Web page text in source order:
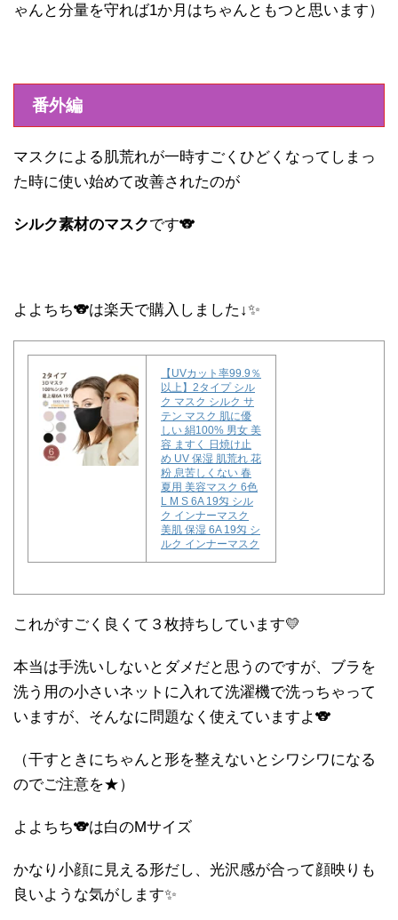
ゃんと分量を守れば1か月はちゃんともつと思います）
番外編
マスクによる肌荒れが一時すごくひどくなってしまっ
た時に使い始めて改善されたのが
シルク素材のマスクです🐨
よよちち🐨は楽天で購入しました↓✨
【UVカット率99.9％
以上】2タイプ シル
ク マスク シルク サ
テン マスク 肌に優
しい 絹100% 男女 美
容 ますく 日焼け止
め UV 保湿 肌荒れ 花
粉 息苦しくない 春
夏用 美容マスク 6色
L M S 6A 19匁 シル
ク インナーマスク
美肌 保湿 6A 19匁 シ
ルク インナーマスク
これがすごく良くて３枚持ちしています💛
本当は手洗いしないとダメだと思うのですが、ブラを
洗う用の小さいネットに入れて洗濯機で洗っちゃって
いますが、そんなに問題なく使えていますよ🐨
（干すときにちゃんと形を整えないとシワシワになる
のでご注意を★）
よよちち🐨は白のMサイズ
かなり小顔に見える形だし、光沢感が合って顔映りも
良いような気がします✨